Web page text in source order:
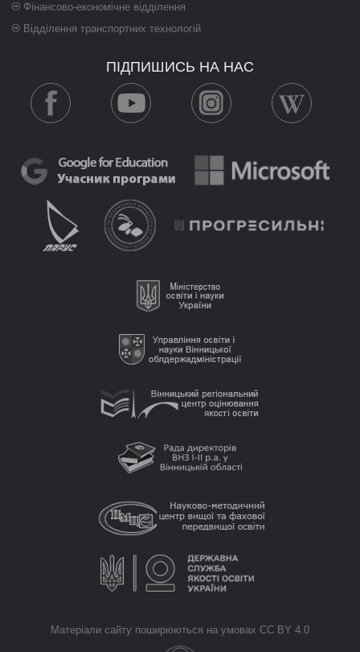
Фінансово-економічне відділення
Відділення транспортних технологій
ПІДПИШИСЬ НА НАС
Матеріали сайту поширюються на умовах CC BY 4.0